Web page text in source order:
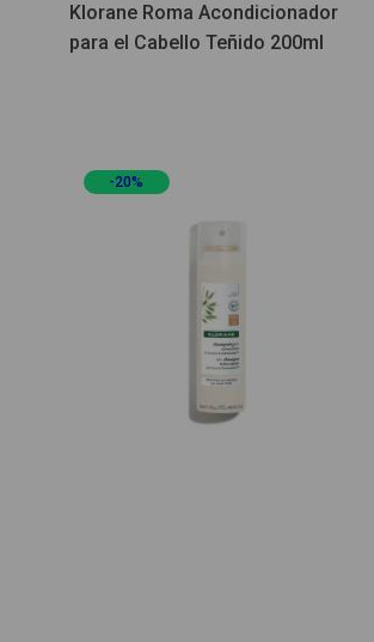
Klorane Roma Acondicionador
para el Cabello Teñido 200ml
-20%